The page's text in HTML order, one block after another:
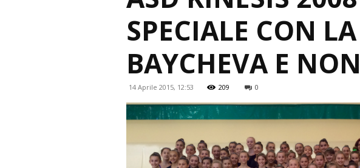
SPECIALE CON
BAYCHEVA E
14 Aprile 2015, 12:53 209 0